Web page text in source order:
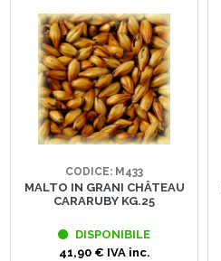
CODICE: M433
MALTO IN GRANI CHÂTEAU
CARARUBY KG.25
DISPONIBILE
41,90 € IVA inc.